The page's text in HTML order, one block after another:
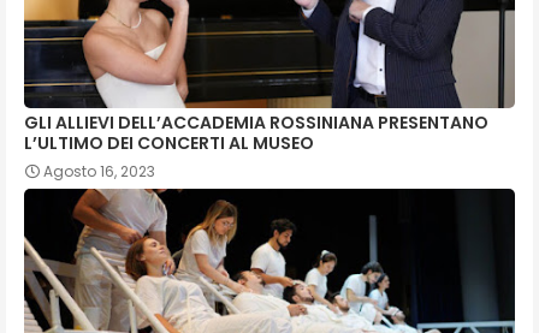
GLI ALLIEVI DELL’ACCADEMIA ROSSINIANA PRESENTANO
L’ULTIMO DEI CONCERTI AL MUSEO
Agosto 16, 2023